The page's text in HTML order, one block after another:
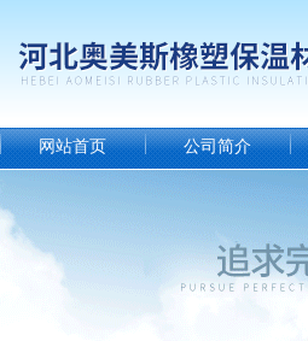
网站首页 公司简介